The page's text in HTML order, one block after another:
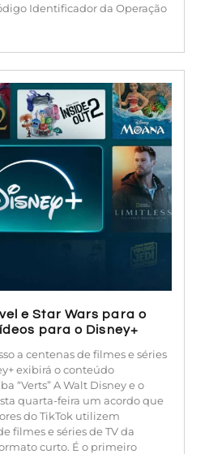
Identificador da Operação
e Star Wars para o
para o Disney+
a centenas de filmes e séries
exibirá o conteúdo
“Verts” A Walt Disney e o
quarta-feira um acordo que
do TikTok utilizem
filmes e séries de TV da
curto. É o primeiro